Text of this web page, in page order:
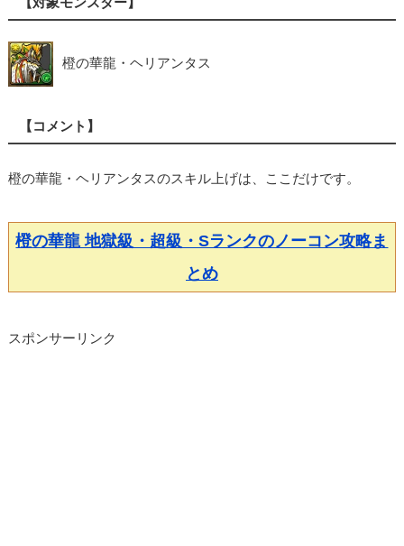
橙の華龍・ヘリアンタス
【コメント】
橙の華龍・ヘリアンタスのスキル上げは、ここだけです。
橙の華龍 地獄級・超級・Sランクのノーコン攻略ま
とめ
スポンサーリンク